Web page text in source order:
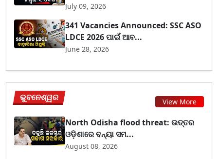
July 09, 2026
341 Vacancies Announced: SSC ASO
LDCE 2026 ପାଇଁ ଆବ...
June 28, 2026
ଭୁବନେଶ୍ୱର View More
North Odisha flood threat: ଉତ୍ତର
ଓଡ଼ିଶାରେ ବନ୍ୟା ସମ...
August 08, 2026